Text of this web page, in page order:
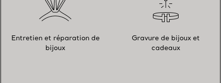
Entretien et réparation de
bijoux
Gravure de bijoux et
cadeaux